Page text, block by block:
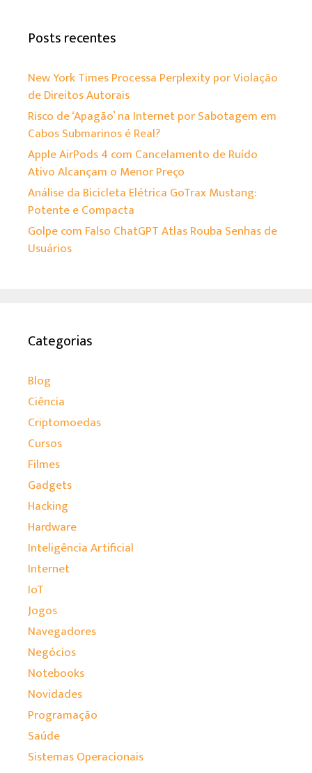
Posts recentes
New York Times Processa Perplexity por Violação
de Direitos Autorais
Risco de ‘Apagão’ na Internet por Sabotagem em
Cabos Submarinos é Real?
Apple AirPods 4 com Cancelamento de Ruído
Ativo Alcançam o Menor Preço
Análise da Bicicleta Elétrica GoTrax Mustang:
Potente e Compacta
Golpe com Falso ChatGPT Atlas Rouba Senhas de
Usuários
Categorias
Blog
Ciência
Criptomoedas
Cursos
Filmes
Gadgets
Hacking
Hardware
Inteligência Artificial
Internet
IoT
Jogos
Navegadores
Negócios
Notebooks
Novidades
Programação
Saúde
Sistemas Operacionais